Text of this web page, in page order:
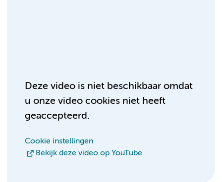
Deze video is niet beschikbaar omdat
u onze video cookies niet heeft
geaccepteerd.
Cookie instellingen
Bekijk deze video op YouTube